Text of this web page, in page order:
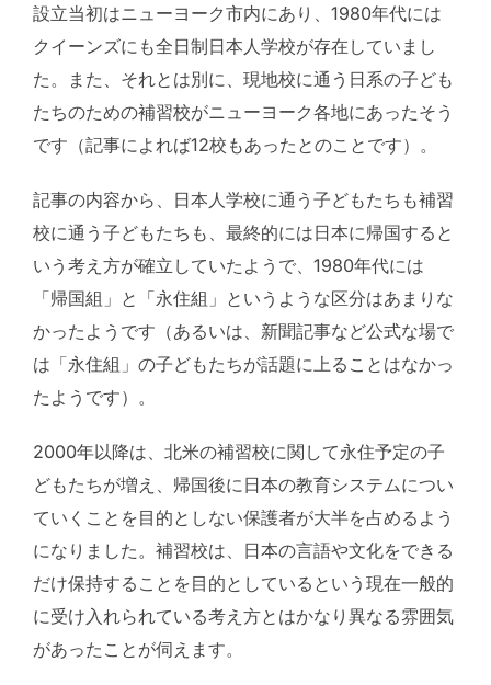
設立当初はニューヨーク市内にあり、1980年代には
クイーンズにも全日制日本人学校が存在していまし
た。また、それとは別に、現地校に通う日系の子ども
たちのための補習校がニューヨーク各地にあったそう
です（記事によれば12校もあったとのことです）。
記事の内容から、日本人学校に通う子どもたちも補習
校に通う子どもたちも、最終的には日本に帰国すると
いう考え方が確立していたようで、1980年代には
「帰国組」と「永住組」というような区分はあまりな
かったようです（あるいは、新聞記事など公式な場で
は「永住組」の子どもたちが話題に上ることはなかっ
たようです）。
2000年以降は、北米の補習校に関して永住予定の子
どもたちが増え、帰国後に日本の教育システムについ
ていくことを目的としない保護者が大半を占めるよう
になりました。補習校は、日本の言語や文化をできる
だけ保持することを目的としているという現在一般的
に受け入れられている考え方とはかなり異なる雰囲気
があったことが伺えます。